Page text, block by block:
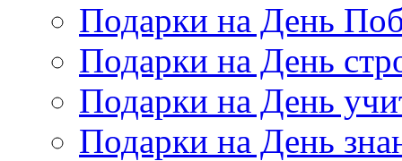
Подарки на День
Подарки на День
Подарки на День
Подарки на День